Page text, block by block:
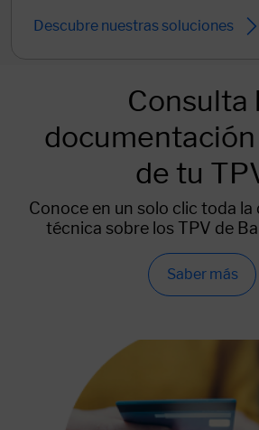
Descubre nuestras soluciones
Consulta
de tu
Conoce en un solo clic toda
técnica sobre los TPV de
Saber más